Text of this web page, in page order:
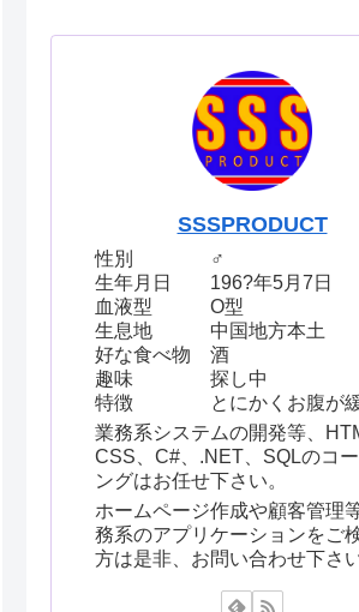
SSSPRODUCT
性別 ♂
生年月日 196?年5月7日
血液型 O型
生息地 中国地方本土
好な食べ物 酒
趣味 探し中
特徴 とにかくお腹が
業務系システムの開発等、
CSS、C#、.NET、SQLのコ
ングはお任せ下さい。
ホームページ作成や顧客管理
務系のアプリケーションをご
方は是非、お問い合わせ下さい